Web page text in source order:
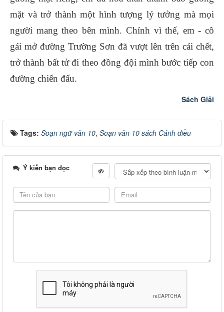
mặt và trở thành một hình tượng lý tưởng mà mọi
người mang theo bên mình. Chính vì thế, em - cô
gái mở đường Trường Sơn đã vượt lên trên cái chết,
trở thành bất tử đi theo đồng đội mình bước tiếp con
đường chiến đấu.
Sách Giải
Tags: Soạn ngữ văn 10, Soạn văn 10 sách Cánh diều
Ý kiến bạn đọc